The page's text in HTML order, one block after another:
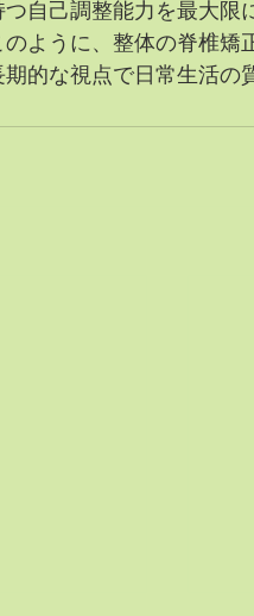
自己調整能力を最大限
ように、整体の脊椎矯
的な視点で日常生活の